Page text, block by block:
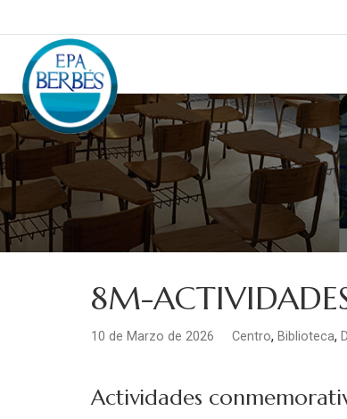
content
8M-
10 de Marzo de 2026 Centro, Biblioteca,
Actividades